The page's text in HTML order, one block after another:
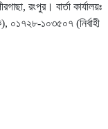
রংপুর। বার্তা কার্যালয়ঃ
১০৩৫০৭ (নির্বাহী